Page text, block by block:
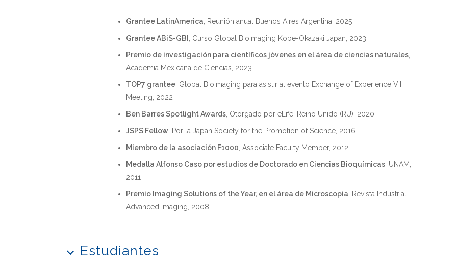
Grantee LatinAmerica , Reunión anual Buenos Aires Argentina, 2025
Grantee ABiS-GBI , Curso Global Bioimaging Kobe-Okazaki Japan, 2023
Premio de investigación para científicos jóvenes en el área de ciencias naturales
Academia Mexicana de Ciencias, 2023
TOP7 grantee , Global Bioimaging para asistir al evento Exchange of Experience VII
Meeting, 2022
Ben Barres Spotlight Awards , Otorgado por eLife. Reino Unido (RU), 2020
JSPS Fellow , Por la Japan Society for the Promotion of Science, 2016
Miembro de la asociación F1000 , Associate Faculty Member, 2012
Medalla Alfonso Caso por estudios de Doctorado en Ciencias Bioquímicas , UNAM,
2011
Premio Imaging Solutions of the Year, en el área de Microscopía , Revista Industrial
Advanced Imaging, 2008
Estudiantes